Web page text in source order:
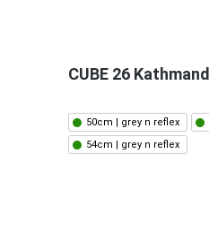
CUBE 26
50cm | grey n reflex
54cm | grey n reflex